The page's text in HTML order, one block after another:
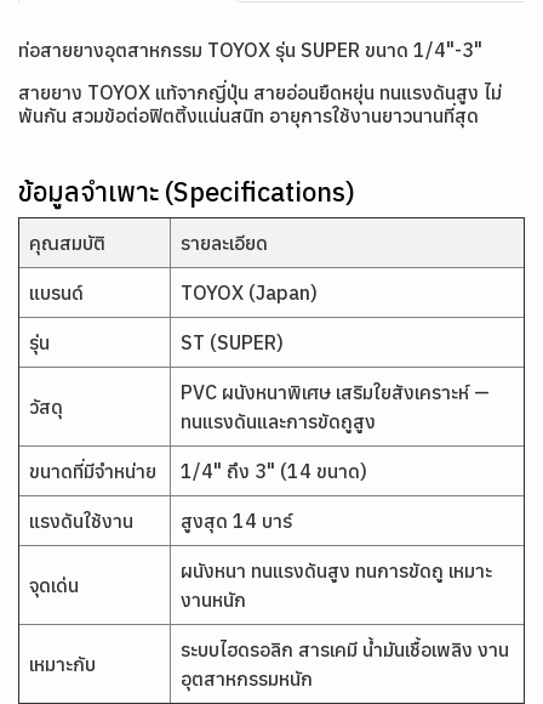
ท่อสายยางอุตสาหกรรม TOYOX รุ่น SUPER ขนาด 1/4"-3"
สายยาง TOYOX แท้จากญี่ปุ่น สายอ่อนยืดหยุ่น ทนแรงดันสูง ไม่
พันกัน สวมข้อต่อฟิตติ้งแน่นสนิท อายุการใช้งานยาวนานที่สุด
ข้อมูลจำเพาะ (Specifications)
คุณสมบัติ รายละเอียด
แบรนด์ TOYOX (Japan)
รุ่น ST (SUPER)
วัสดุ
PVC ผนังหนาพิเศษ เสริมใยสังเคราะห์ —
ทนแรงดันและการขัดถูสูง
ขนาดที่มีจำหน่าย 1/4" ถึง 3" (14 ขนาด)
แรงดันใช้งาน สูงสุด 14 บาร์
จุดเด่น
ผนังหนา ทนแรงดันสูง ทนการขัดถู เหมาะ
งานหนัก
เหมาะกับ
ระบบไฮดรอลิก สารเคมี น้ำมันเชื้อเพลิง งาน
อุตสาหกรรมหนัก